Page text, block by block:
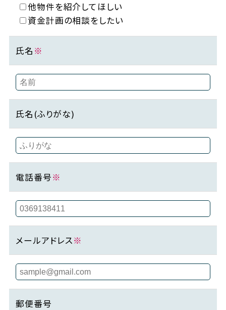
他物件を紹介してほしい
資金計画の相談をしたい
氏名 ※
氏名(ふりがな)
電話番号※
メールアドレス※
郵便番号